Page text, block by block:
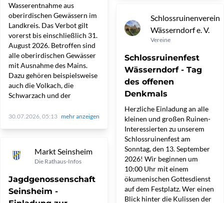
Wasserentnahme aus
oberirdischen Gewässern im
Landkreis. Das Verbot gilt
vorerst bis einschließlich 31.
August 2026. Betroffen sind
alle oberirdischen Gewässer
mit Ausnahme des Mains.
Dazu gehören beispielsweise
auch die Volkach, die
Schwarzach und der
30.07.2026, 05:13 mehr anzeigen
Markt Seinsheim
Die Rathaus-Infos
Jagdgenossenschaft
Seinsheim -
Schlossruinenverein
Wässerndorf e. V.
Vereine
Schlossruinenfest
Wässerndorf - Tag
des offenen
Denkmals
Herzliche Einladung an alle
kleinen und großen Ruinen-
Interessierten zu unserem
Schlossruinenfest am
Sonntag, den 13. September
2026! Wir beginnen um
10:00 Uhr mit einem
ökumenischen Gottesdienst
auf dem Festplatz. Wer einen
Blick hinter die Kulissen der